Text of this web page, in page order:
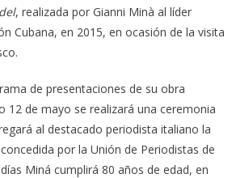
, realizada por Gianni Minà al líder
Cubana, en 2015, en ocasión de la visita
de presentaciones de su obra
12 de mayo se realizará una ceremonia
al destacado periodista italiano la
por la Unión de Periodistas de
Miná cumplirá 80 años de edad, en